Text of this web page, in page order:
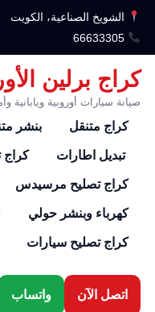
الشويخ الصناعية، الكويت
66633305
كراج برلين
صيانة سيارات أوروبية ويابانية
كراج متنقل بنشر
تبديل اطارات كراج
كراج تصليح مرسيدس
كهرباء وبنشر حولي
كراج تصليح سيارات
اتصل الآن واتساب